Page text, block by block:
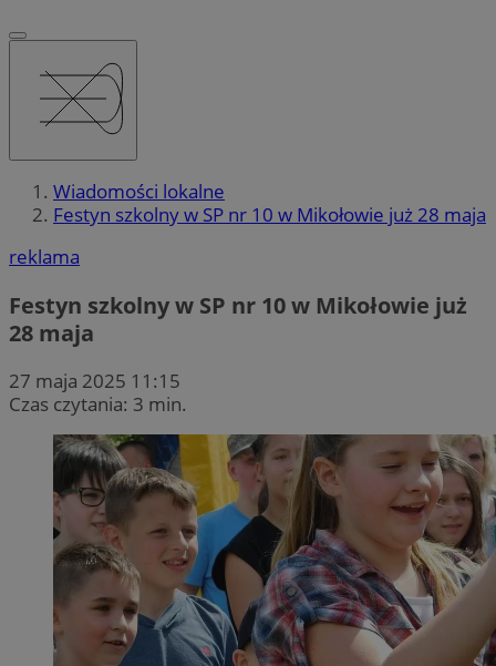
Wiadomości lokalne
Festyn szkolny w SP nr 10 w Mikołowie już 28 maja
reklama
Festyn szkolny w SP nr 10 w Mikołowie już
28 maja
27 maja 2025 11:15
Czas czytania: 3 min.